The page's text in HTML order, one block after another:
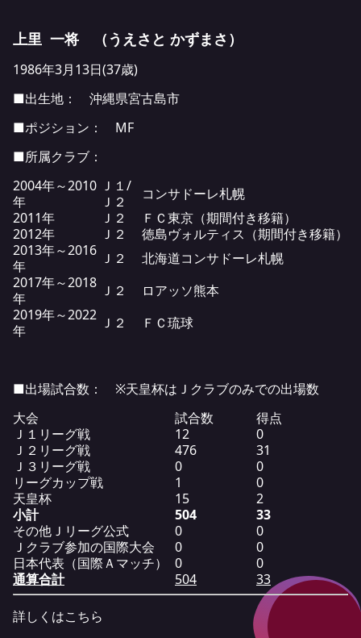
上里 一将 （うえさと かずまさ）
1986年3月13日(37歳)
■出生地： 沖縄県宮古島市
■ポジション： MF
■所属クラブ：
2004年～2010
年
Ｊ１/
Ｊ２
コンサドーレ札幌
2011年
Ｊ２
ＦＣ東京（期間付き移籍）
2012年
Ｊ２
徳島ヴォルティス（期間付き移籍）
2013年～2016
年
Ｊ２
北海道コンサドーレ札幌
2017年～2018
年
Ｊ２
ロアッソ熊本
2019年～2022
年
Ｊ２ ＦＣ琉球
■出場試合数： ※天皇杯はＪクラブのみでの出場数
大会
試合数
得点
Ｊ１リーグ戦
12
0
Ｊ２リーグ戦
476
31
Ｊ３リーグ戦
0
0
リーグカップ戦
1
0
天皇杯
15
2
小計
504
33
その他Ｊリーグ公式
0
0
Ｊクラブ参加の国際大会
0
0
日本代表（国際Ａマッチ）
0
0
通算合計
504 33
詳しくはこちら